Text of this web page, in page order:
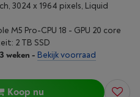
3024 x 1964 pixels, Liquid
M5 Pro-CPU 18 - GPU 20 core
2 TB SSD
weken - Bekijk voorraad
Koop nu